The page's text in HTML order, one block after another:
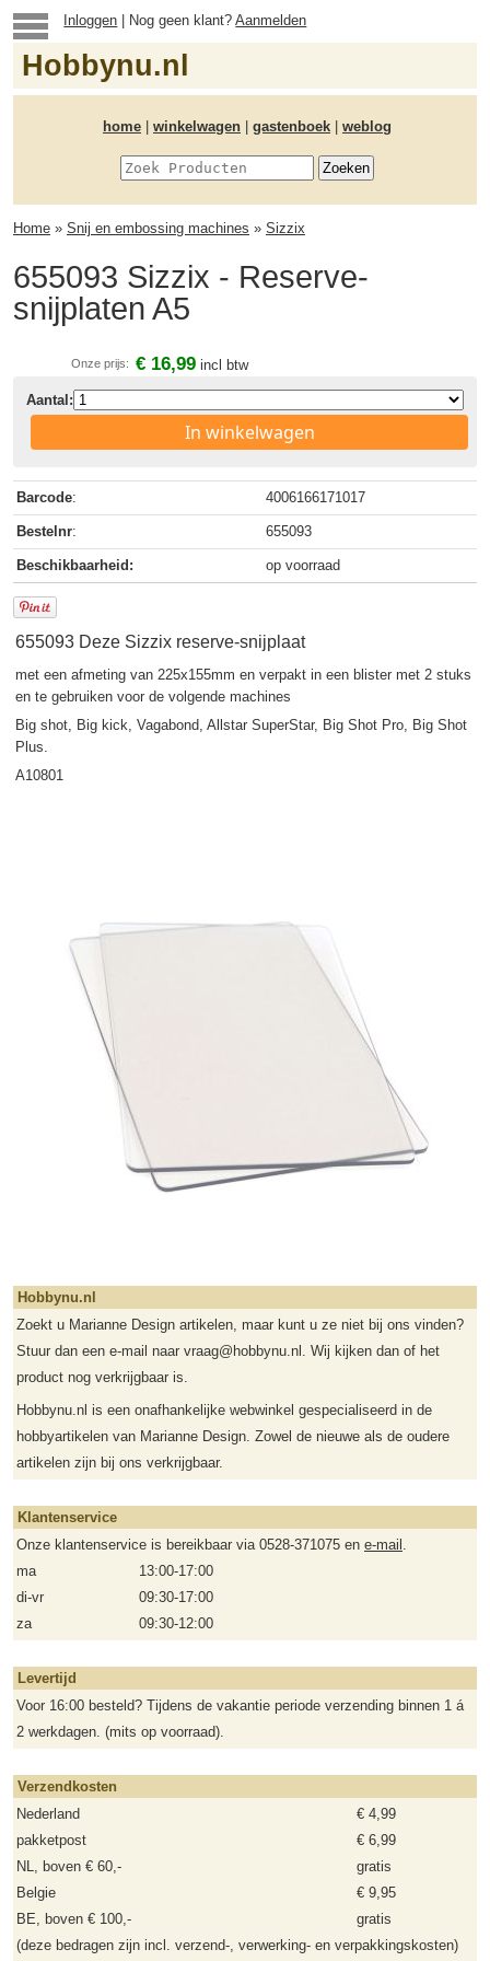
Inloggen | Nog geen klant?Aanmelden
Hobbynu.nl
home winkelwagen gastenboek weblog
Home » Snij en embossing machines » Sizzix
655093 Sizzix - Reserve-
snijplaten A5
Onze prijs: € 16,99 incl btw
Aantal:
In winkelwagen
Barcode: 4006166171017
Bestelnr: 655093
Beschikbaarheid: op voorraad
655093 Deze Sizzix reserve-snijplaat
met een afmeting van 225x155mm en verpakt in een blister met 2 stuks
en te gebruiken voor de volgende machines
Big shot, Big kick, Vagabond, Allstar SuperStar, Big Shot Pro, Big Shot
Plus.
A10801
Hobbynu.nl
Zoekt u Marianne Design artikelen, maar kunt u ze niet bij ons vinden?
Stuur dan een e-mail naar vraag@hobbynu.nl. Wij kijken dan of het
product nog verkrijgbaar is.
Hobbynu.nl is een onafhankelijke webwinkel gespecialiseerd in de
hobbyartikelen van Marianne Design. Zowel de nieuwe als de oudere
artikelen zijn bij ons verkrijgbaar.
Klantenservice
Onze klantenservice is bereikbaar via 0528-371075 en e-mail .
ma
13:00-17:00
di-vr
09:30-17:00
za
09:30-12:00
Levertijd
Voor 16:00 besteld? Tijdens de vakantie periode verzending binnen 1 á
2 werkdagen. (mits op voorraad).
Verzendkosten
Nederland
€ 4,99
pakketpost
€ 6,99
NL, boven € 60,-
gratis
Belgie
€ 9,95
BE, boven € 100,-
gratis
(deze bedragen zijn incl. verzend-, verwerking- en verpakkingskosten)